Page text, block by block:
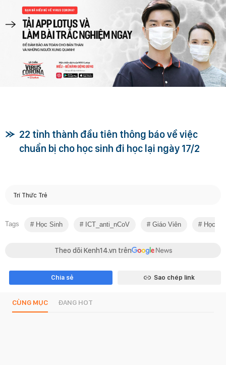
22 tỉnh thành đầu tiên thông báo về việc
chuẩn bị cho học sinh đi học lại ngày 17/2
Trí Thức Trẻ
Tags Học Sinh ICT_anti_nCoV Giáo Viên Học
Theo dõi Kenh14.vn trên
Chia sẻ Sao chép link
CÙNG MỤC ĐANG HOT